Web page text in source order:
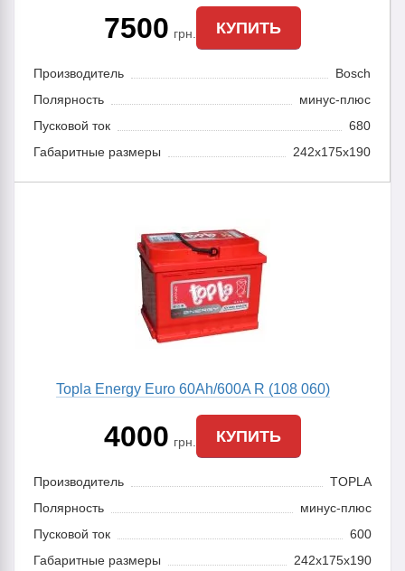
7500 грн. КУПИТЬ
Производитель
Bosch
Полярность
минус-плюс
Пусковой ток
680
Габаритные размеры
242x175x190
Topla Energy Euro 60Ah/600A R (108 060)
4000 грн. КУПИТЬ
Производитель
TOPLA
Полярность
минус-плюс
Пусковой ток
600
Габаритные размеры
242x175x190